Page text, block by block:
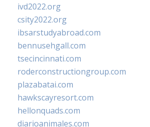
ivd2022.org
csity2022.org
ibsarstudyabroad.com
bennusehgall.com
tsecincinnati.com
roderconstructiongroup.com
plazabatai.com
hawkscayresort.com
hellonquads.com
diarioanimales.com